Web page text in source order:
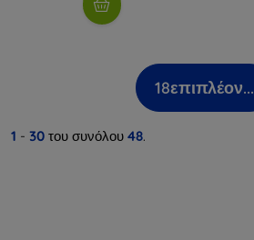
18επιπλέον...
1 - 30 του συνόλου 48.